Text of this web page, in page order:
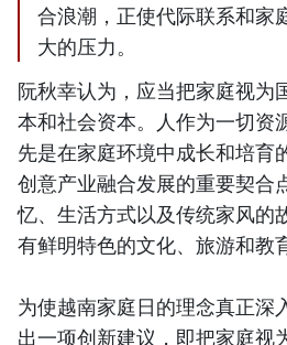
合浪潮，正使代际联系和家
大的压力。
阮秋幸认为，应当把家庭视为
本和社会资本。人作为一切资
先是在家庭环境中成长和培育
创意产业融合发展的重要契合
忆、生活方式以及传统家风的
有鲜明特色的文化、旅游和教
为使越南家庭日的理念真正深
出一项创新建议，即把家庭视